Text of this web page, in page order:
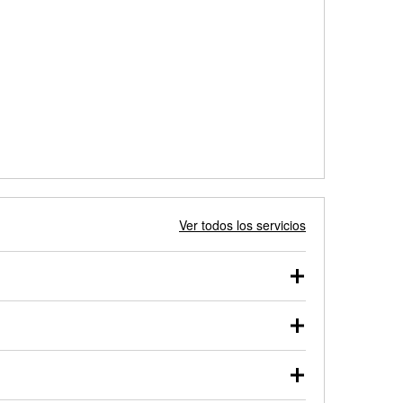
Ver todos los servicios
probarse dentro o fuera del vehículo y cargarse en
de nuestros profesionales te ayudará a encontrar
en el estacionamiento, o desmonta el